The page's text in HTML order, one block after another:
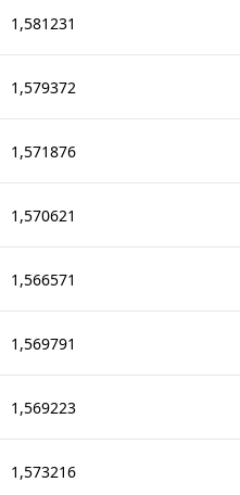
1,581231
1,579372
1,571876
1,570621
1,566571
1,569791
1,569223
1,573216